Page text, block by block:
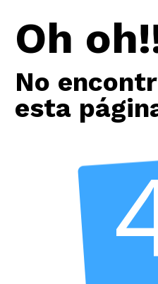
Oh
No
esta